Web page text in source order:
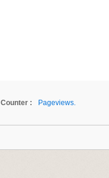
Counter :
Pageviews.